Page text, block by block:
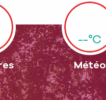
--°C
Météo